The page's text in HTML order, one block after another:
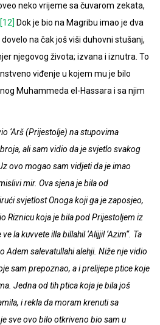
neko vrijeme sa čuvarom zekata,
[12] Dok je bio na Magribu imao je dva
na čak još viši duhovni stušanj,
njegovog života; izvana i iznutra. To
viđenje u kojem mu je bilo
Muhammeda el-Hassara i sa njim
‘Arš (Prijestolje) na stupovima
ali sam vidio da je svjetlo svakog
ovo mogao sam vidjeti da je imao
mir. Ova sjena je bila od
svjetlost Onoga koji ga je zaposjeo,
Riznicu koja je bila pod Prijestoljem iz
la kuvvete illa billahil ‘Alijjil ‘Azim“. Ta
Adem salevatullahi alehji. Niže nje vidio
sam prepoznao, a i prelijepe ptice koje
Jedna od tih ptica koja je bila još
i rekla da moram krenuti sa
sve ovo bilo otkriveno bio sam u